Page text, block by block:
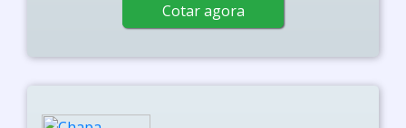
Cotar agora